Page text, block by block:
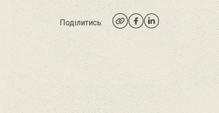
Поділитись: